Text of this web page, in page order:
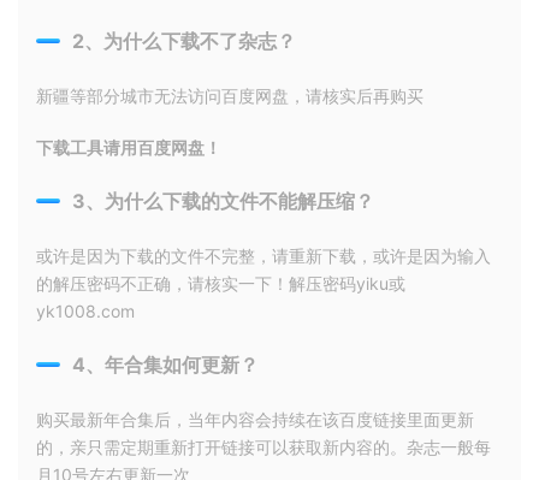
2、为什么下载不了杂志？
新疆等部分城市无法访问百度网盘，请核实后再购买
下载工具请用百度网盘！
3、为什么下载的文件不能解压缩？
或许是因为下载的文件不完整，请重新下载，或许是因为输入
的解压密码不正确，请核实一下！解压密码yiku或
yk1008.com
4、年合集如何更新？
购买最新年合集后，当年内容会持续在该百度链接里面更新
的，亲只需定期重新打开链接可以获取新内容的。杂志一般每
月10号左右更新一次